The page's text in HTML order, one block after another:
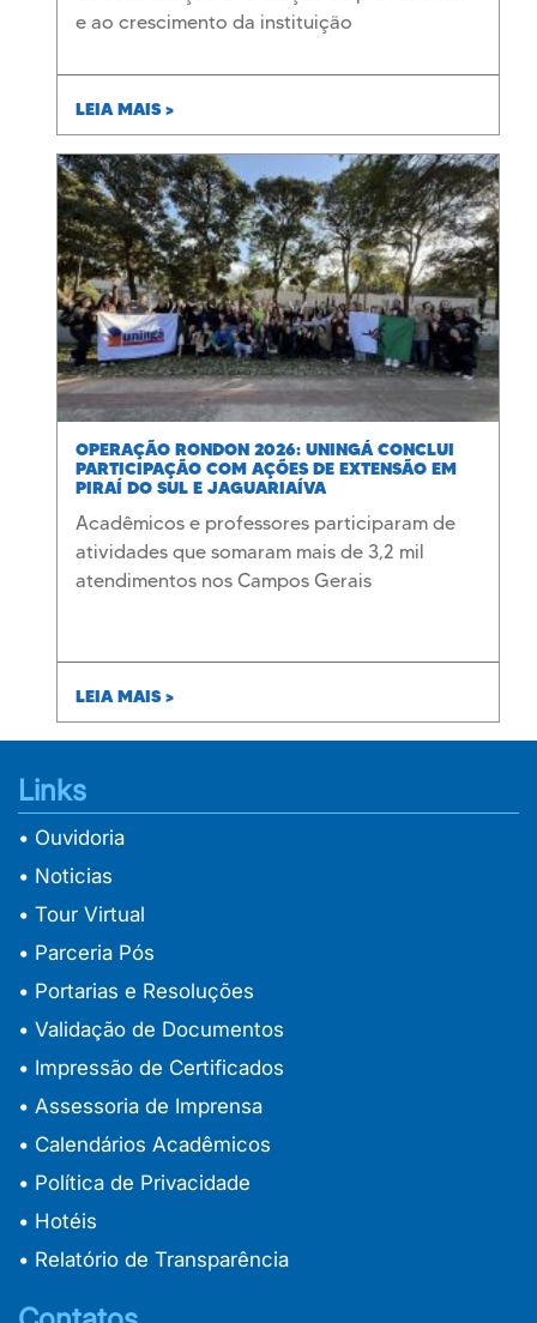
e ao crescimento da instituição
LEIA MAIS >
OPERAÇÃO RONDON 2026: UNINGÁ CONCLUI
PARTICIPAÇÃO COM AÇÕES DE EXTENSÃO EM
PIRAÍ DO SUL E JAGUARIAÍVA
Acadêmicos e professores participaram de
atividades que somaram mais de 3,2 mil
atendimentos nos Campos Gerais
LEIA MAIS >
Links
• Ouvidoria
• Noticias
• Tour Virtual
• Parceria Pós
• Portarias e Resoluções
• Validação de Documentos
• Impressão de Certificados
• Assessoria de Imprensa
• Calendários Acadêmicos
• Política de Privacidade
• Hotéis
• Relatório de Transparência